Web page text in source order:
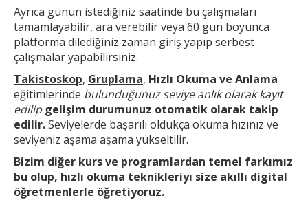
Ayrıca günün istediğiniz saatinde bu çalışmaları
tamamlayabilir, ara verebilir veya 60 gün boyunca
platforma dilediğiniz zaman giriş yapıp serbest
çalışmalar yapabilirsiniz.
Takistoskop, Gruplama, Hızlı Okuma ve Anlama
eğitimlerinde bulunduğunuz seviye anlık olarak kayıt
edilip gelişim durumunuz otomatik olarak takip
edilir.Seviyelerde başarılı oldukça okuma hızınız ve
seviyeniz aşama aşama yükseltilir.
Bizim diğer kurs ve programlardan temel farkımız
bu olup, hızlı okuma teknikleriyı size akıllı digital
öğretmenlerle öğretiyoruz.